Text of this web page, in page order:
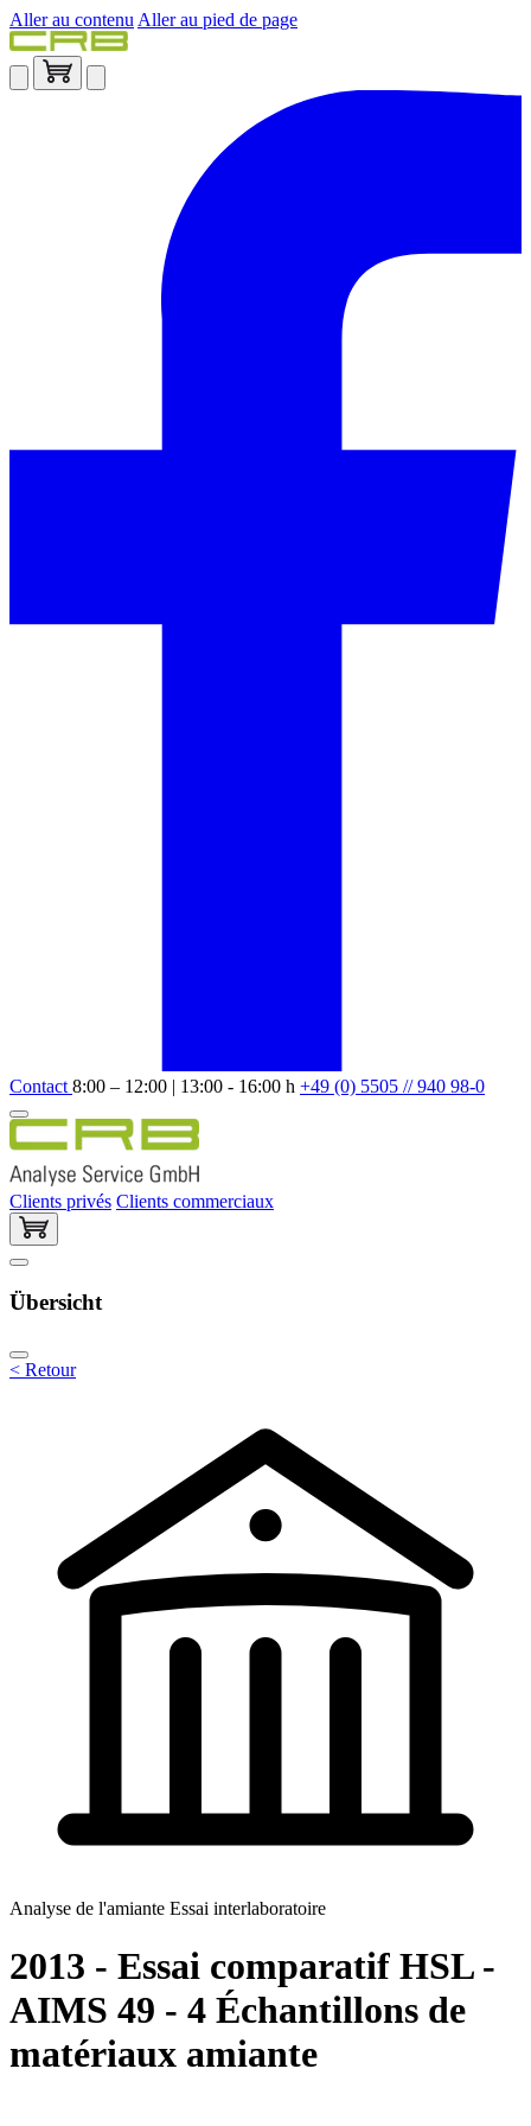
Aller au contenu Aller au pied de page
Contact 8:00 – 12:00 | 13:00 - 16:00 h +49 (0) 5505 // 940 98-0
Clients privés Clients commerciaux
Übersicht
< Retour
Analyse de l'amiante Essai interlaboratoire
2013 - Essai comparatif HSL -
AIMS 49 - 4 Échantillons de
matériaux amiante